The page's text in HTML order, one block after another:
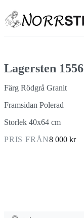
Lagersten 1556
Färg Rödgrå Granit
Framsidan Polerad
Storlek 40x64 cm
PRIS FRÅN8 000 kr